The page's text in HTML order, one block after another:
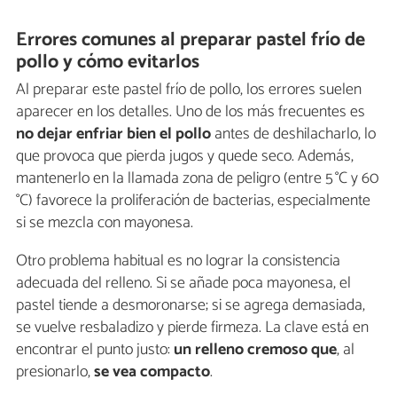
Errores comunes al preparar pastel frío de
pollo y cómo evitarlos
Al preparar este pastel frío de pollo, los errores suelen
aparecer en los detalles. Uno de los más frecuentes es
no dejar enfriar bien el polloantes de deshilacharlo, lo
que provoca que pierda jugos y quede seco. Además,
mantenerlo en la llamada zona de peligro (entre 5 °C y 60
°C) favorece la proliferación de bacterias, especialmente
si se mezcla con mayonesa.
Otro problema habitual es no lograr la consistencia
adecuada del relleno. Si se añade poca mayonesa, el
pastel tiende a desmoronarse; si se agrega demasiada,
se vuelve resbaladizo y pierde firmeza. La clave está en
encontrar el punto justo:un relleno cremoso que, al
presionarlo,se vea compacto.